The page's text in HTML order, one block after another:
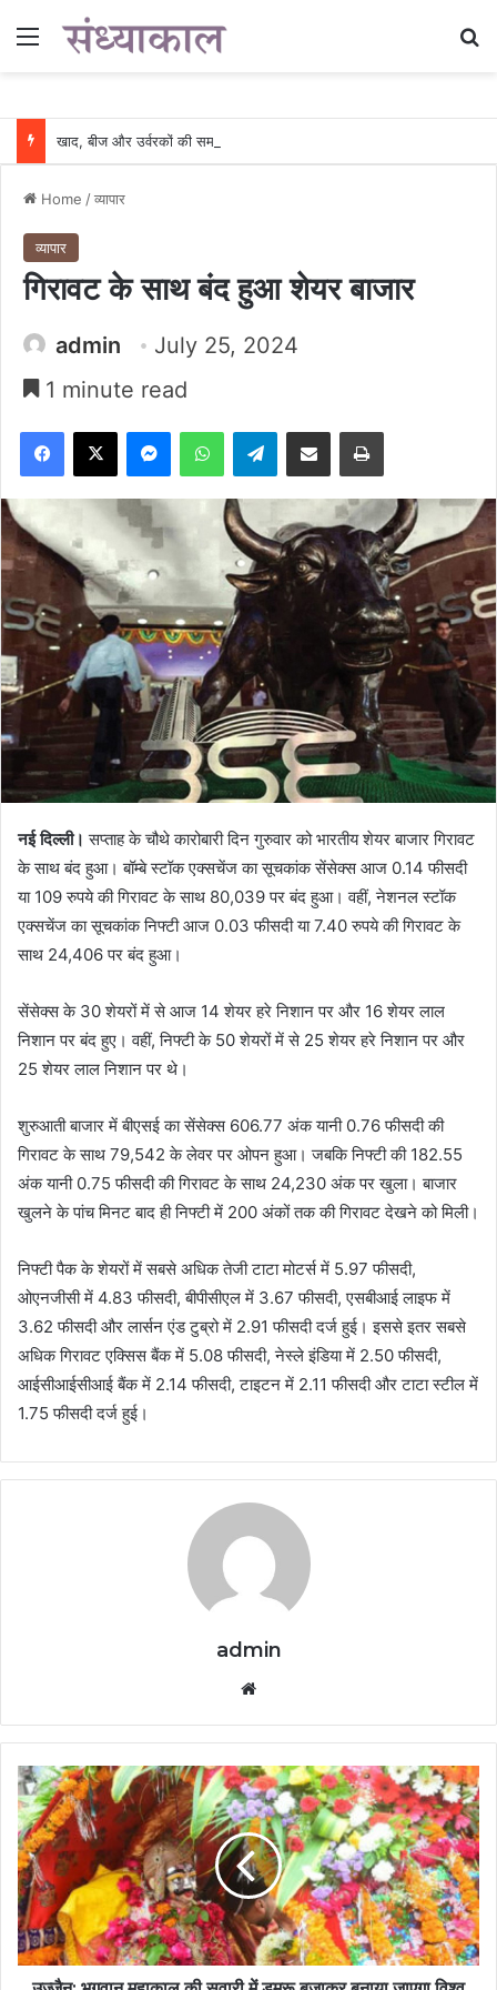
Menu
Home /व्यापार
व्यापार
गिरावट के साथ बंद हुआ शेयर बाजार
admin
July 25, 2024
1 minute read
Facebook
X MessengerWhatsAppTelegramShare via Email Print
नई दिल्ली। सप्ताह के चौथे कारोबारी दिन गुरुवार को भारतीय शेयर बाजार गिरावट
के साथ बंद हुआ। बॉम्बे स्टॉक एक्सचेंज का सूचकांक सेंसेक्स आज 0.14 फीसदी
या 109 रुपये की गिरावट के साथ 80,039 पर बंद हुआ। वहीं, नेशनल स्टॉक
एक्सचेंज का सूचकांक निफ्टी आज 0.03 फीसदी या 7.40 रुपये की गिरावट के
साथ 24,406 पर बंद हुआ।
सेंसेक्स के 30 शेयरों में से आज 14 शेयर हरे निशान पर और 16 शेयर लाल
निशान पर बंद हुए। वहीं, निफ्टी के 50 शेयरों में से 25 शेयर हरे निशान पर और
25 शेयर लाल निशान पर थे।
शुरुआती बाजार में बीएसई का सेंसेक्स 606.77 अंक यानी 0.76 फीसदी की
गिरावट के साथ 79,542 के लेवर पर ओपन हुआ। जबकि निफ्टी की 182.55
अंक यानी 0.75 फीसदी की गिरावट के साथ 24,230 अंक पर खुला। बाजार
खुलने के पांच मिनट बाद ही निफ्टी में 200 अंकों तक की गिरावट देखने को मिली।
निफ्टी पैक के शेयरों में सबसे अधिक तेजी टाटा मोटर्स में 5.97 फीसदी,
ओएनजीसी में 4.83 फीसदी, बीपीसीएल में 3.67 फीसदी, एसबीआई लाइफ में
3.62 फीसदी और लार्सन एंड टुब्रो में 2.91 फीसदी दर्ज हुई। इससे इतर सबसे
अधिक गिरावट एक्सिस बैंक में 5.08 फीसदी, नेस्ले इंडिया में 2.50 फीसदी,
आईसीआईसीआई बैंक में 2.14 फीसदी, टाइटन में 2.11 फीसदी और टाटा स्टील में
1.75 फीसदी दर्ज हुई।
admin